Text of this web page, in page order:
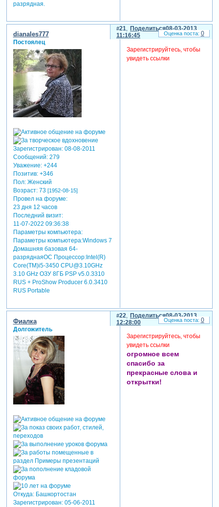
разрядная.
Поделиться
21
08-03-2013
11:16:45
dianales777
Постоялец
Зарегистрирован: 08-08-2011
Сообщений:279
Уважение: +244
Позитив: +346
Пол:Женский
Возраст:73 [1952-08-15]
Провел на форуме:
23 дня 12 часов
Последний визит:
11-07-2022 09:36:38
Параметры компьютера:
Параметры компьютера:Windows 7
Домашняя базовая 64-
разряднаяОС Процессор:Intel(R)
Core(TM)i5-3450 CPU@3.10GHz
3.10 GHz ОЗУ 8ГБ PSP v5.0.3310
RUS + ProShow Producer 6.0.3410
RUS Portable
Зарегистрируйтесь, чтобы
увидеть ссылки
0
Поделиться
22
08-03-2013
12:28:00
Фиалка
Долгожитель
Откуда:Башкортостан
Зарегистрирован: 05-06-2011
Зарегистрируйтесь, чтобы
увидеть ссылки
огромное всем
спасибо за
прекрасные слова и
открытки!
0